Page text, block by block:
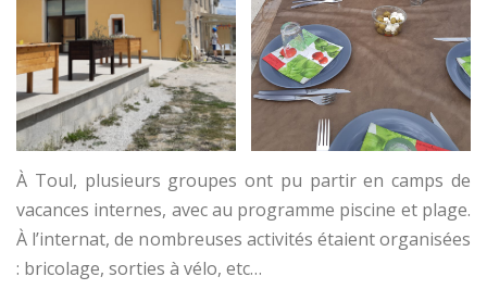
À Toul, plusieurs groupes ont pu partir en camps de
vacances internes, avec au programme piscine et plage.
À l’internat, de nombreuses activités étaient organisées
: bricolage, sorties à vélo, etc…